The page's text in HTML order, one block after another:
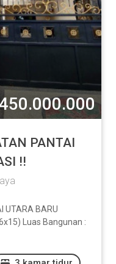
PANTAI
!!
UTARA BARU
Luas Bangunan :